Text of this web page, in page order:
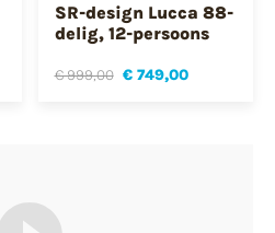
SR-design Lucca 88-
delig, 12-persoons
€ 999,00 € 749,00